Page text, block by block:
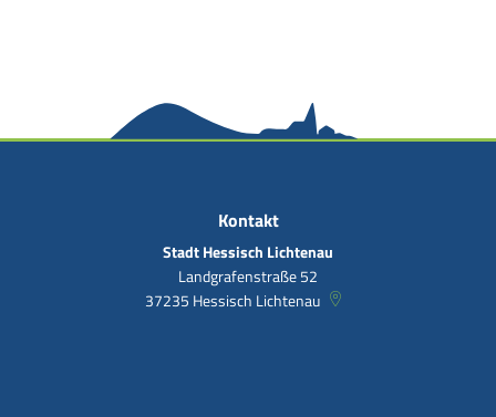
Kontakt
Stadt Hessisch Lichtenau
Landgrafenstraße 52
37235 Hessisch Lichtenau